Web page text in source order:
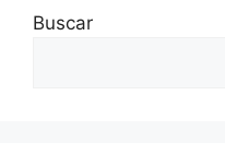
Buscar